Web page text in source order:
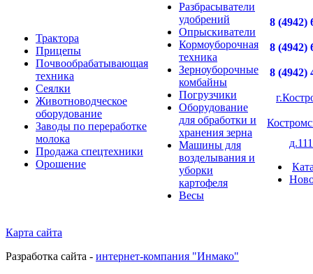
Трактора
Прицепы
Почвообрабатывающая
техника
Сеялки
Животноводческое
оборудование
Заводы по переработке
молока
Продажа спецтехники
Орошение
Разбрасыватели
удобрений
Опрыскиватели
Кормоуборочная
техника
Зерноуборочные
комбайны
Погрузчики
Оборудование
для обработки и
хранения зерна
Машины для
возделывания и
уборки
картофеля
Весы
8 (4942)
8 (4942)
8 (4942)
д.111
Карта сайта
Разработка сайта - интернет-компания "Инмако"